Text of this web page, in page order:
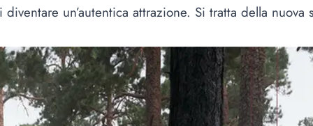
un’autentica attrazione. Si tratta della